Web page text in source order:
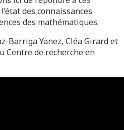
des connaissances
des mathématiques.
Barriga Yanez, Cléa Girard et
Centre de recherche en